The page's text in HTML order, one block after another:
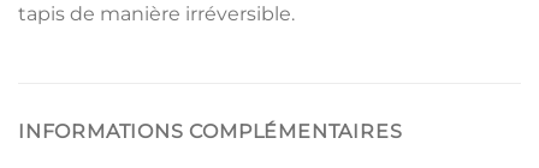
tapis de manière irréversible.
INFORMATIONS COMPLÉMENTAIRES